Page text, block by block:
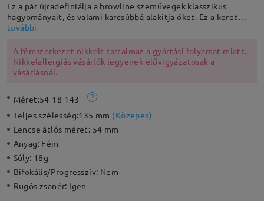
Ez a pár újradefiniálja a browline szemüvegek klasszikus
hagyományait, és valami karcsúbbá alakítja őket. Ez a keret
kifinomult templomkarokkal és állítható orrpárnákkal
további
A fémszerkezet nikkelt tartalmaz a gyártási folyamat miatt.
Nikkelallergiás vásárlók legyenek elővigyázatosak a
vásárlásnál.
Méret:54-18-143
Teljes szélesség:135 mm (Közepes)
Lencse átlós méret: 54 mm
Anyag: Fém
Súly: 18g
Bifokális/Progresszív: Nem
Rugós zsanér: Igen